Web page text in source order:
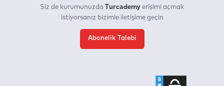
Siz de kurumunuzda Turcademy erişimi açmak
istiyorsanız bizimle iletişime geçin
Abonelik Talebi